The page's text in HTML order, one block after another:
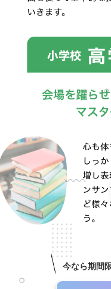
今なら期間